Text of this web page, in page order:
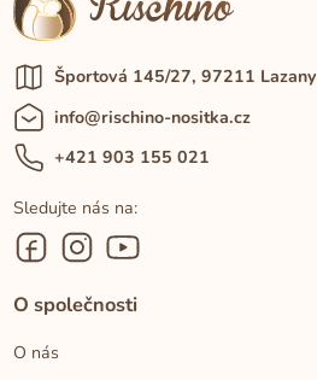
Športová 145/27, 97211 Lazany
info@rischino-nositka.cz
+421 903 155 021
Sledujte nás na:
O společnosti
O nás